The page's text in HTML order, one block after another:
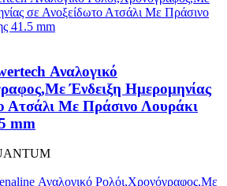
Αναλογικό
Ένδειξη Ημερομηνίας
Ατσάλι Με Πράσινο Λουράκι
mm